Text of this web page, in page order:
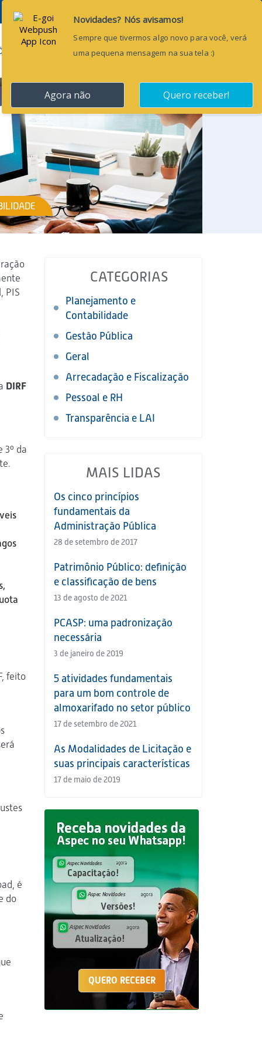
CONTATO Pesquisar...
PIS
DIRF
3º da
feito
é
do
CATEGORIAS
Planejamento e
Contabilidade
Gestão Pública
Geral
Arrecadação e Fiscalização
Pessoal e RH
Transparência e LAI
MAIS LIDAS
Os cinco princípios
fundamentais da
Administração Pública
28 de setembro de 2017
Patrimônio Público: definição
e classificação de bens
13 de agosto de 2021
PCASP: uma padronização
necessária
3 de janeiro de 2019
5 atividades fundamentais
para um bom controle de
almoxarifado no setor público
17 de setembro de 2021
As Modalidades de Licitação e
suas principais características
17 de maio de 2019
QUERO RECEBER